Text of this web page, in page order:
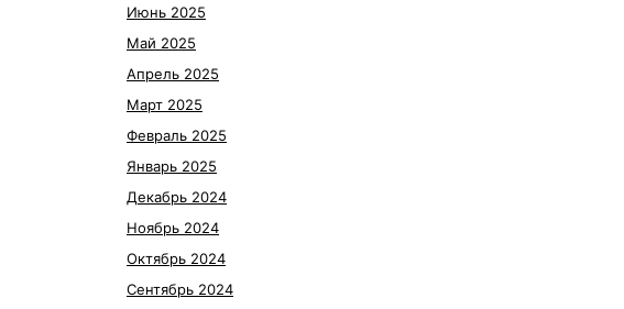
Июнь 2025
Май 2025
Апрель 2025
Март 2025
Февраль 2025
Январь 2025
Декабрь 2024
Ноябрь 2024
Октябрь 2024
Сентябрь 2024